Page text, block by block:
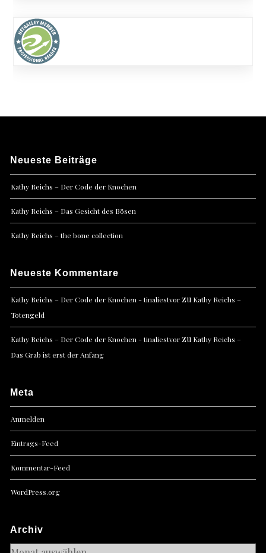
Neueste Beiträge
Kathy Reichs – Der Code der Knochen
Kathy Reichs – Das Gesicht des Bösen
Kathy Reichs – the bone collection
Neueste Kommentare
Kathy Reichs – Der Code der Knochen - tinaliestvorzu Kathy Reichs –
Totengeld
Kathy Reichs – Der Code der Knochen - tinaliestvorzu Kathy Reichs –
Das Grab ist erst der Anfang
Meta
Anmelden
Eintrags-Feed
Kommentar-Feed
WordPress.org
Archiv
Archiv